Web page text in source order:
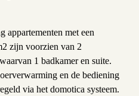
appartementen met een
zijn voorzien van 2
1 badkamer en suite.
en de bediening
via het domotica systeem.